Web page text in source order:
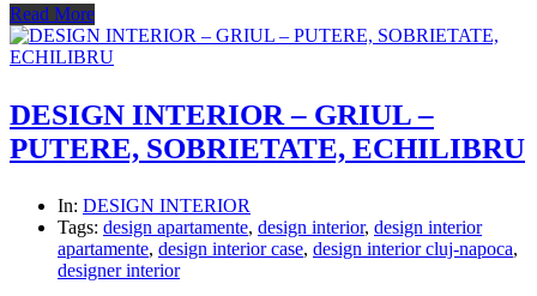
Read More
DESIGN INTERIOR – GRIUL –
PUTERE, SOBRIETATE, ECHILIBRU
In: DESIGN INTERIOR
Tags: design apartamente, design interior, design interior
apartamente, design interior case, design interior cluj-napoca,
designer interior